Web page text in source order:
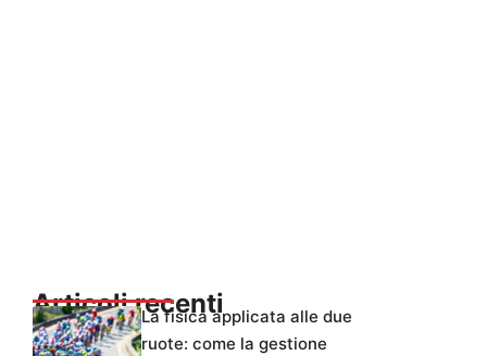
Articoli recentiLa fisica applicata alle due
ruote: come la gestione